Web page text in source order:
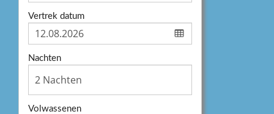
Vertrek datum
Nachten
Volwassenen